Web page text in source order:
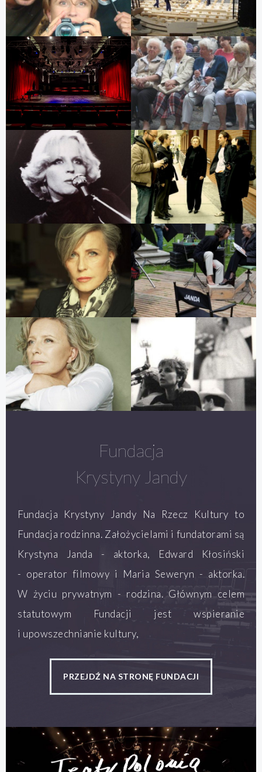
Fundacja
Krystyny Jandy
Fundacja Krystyny Jandy Na Rzecz Kultury to
Fundacja rodzinna. Założycielami i fundatorami są
Krystyna Janda - aktorka, Edward Kłosiński
- operator filmowy i Maria Seweryn - aktorka.
W życiu prywatnym - rodzina. Głównym celem
statutowym Fundacji jest wspieranie
i upowszechnianie kultury,
PRZEJDŹ NA STRONĘ FUNDACJI